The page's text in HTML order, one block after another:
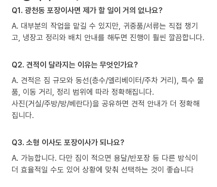
Q1. 광천동 포장이사면 제가 할 일이 거의 없나요?
A. 대부분의 작업을 맡길 수 있지만, 귀중품/서류는 직접 챙기
고, 냉장고 정리와 배치 안내를 해두면 진행이 훨씬 깔끔합니다.
Q2. 견적이 달라지는 이유는 무엇인가요?
A. 견적은 짐 규모와 동선(층수/엘리베이터/주차 거리), 특수 물
품, 이동 거리, 정리 범위에 따라 정확해집니다.
사진(거실/주방/방/베란다)을 공유하면 견적 안내가 더 정확해
집니다.
Q3. 소형 이사도 포장이사가 되나요?
A. 가능합니다. 다만 짐이 적으면 용달/반포장 등 다른 방식이
더 효율적일 수도 있어 상황에 맞춰 선택하는 것이 좋습니다